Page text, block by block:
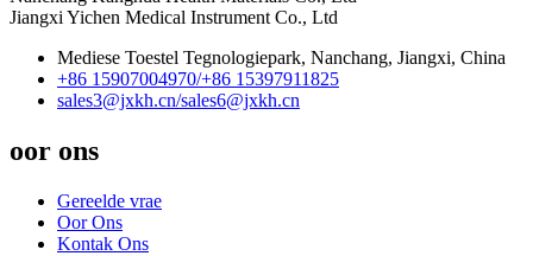
Jiangxi Yichen Medical Instrument Co., Ltd
Mediese Toestel Tegnologiepark, Nanchang, Jiangxi, China
+86 15907004970/+86 15397911825
sales3@jxkh.cn/sales6@jxkh.cn
oor ons
Gereelde vrae
Oor Ons
Kontak Ons